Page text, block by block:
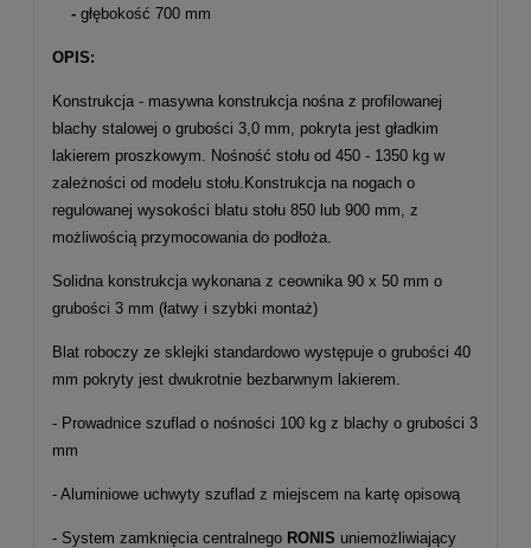
- głębokość 700 mm
OPIS:
Konstrukcja - masywna konstrukcja nośna z profilowanej
blachy stalowej o grubości 3,0 mm, pokryta jest gładkim
lakierem proszkowym. Nośność stołu od 450 - 1350 kg w
zależności od modelu stołu.Konstrukcja na nogach o
regulowanej wysokości blatu stołu 850 lub 900 mm, z
możliwością przymocowania do podłoża.
Solidna konstrukcja wykonana z ceownika 90 x 50 mm o
grubości 3 mm (łatwy i szybki montaż)
Blat roboczy ze sklejki standardowo występuje o grubości 40
mm pokryty jest dwukrotnie bezbarwnym lakierem.
- Prowadnice szuflad o nośności 100 kg z blachy o grubości 3
mm
- Aluminiowe uchwyty szuflad z miejscem na kartę opisową
- System zamknięcia centralnego RONIS uniemożliwiający